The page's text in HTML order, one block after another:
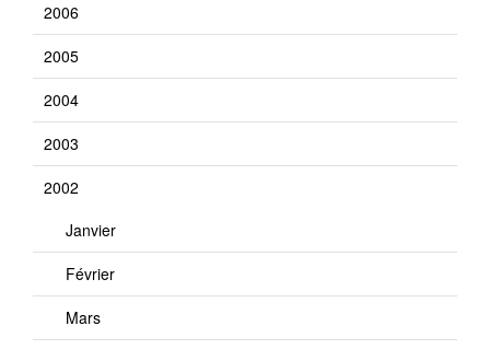
2006
2005
2004
2003
2002
Janvier
Février
Mars